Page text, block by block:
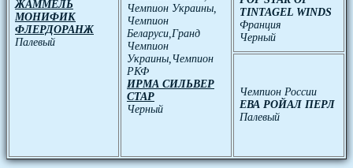
ЖАММЕЛЬ
МОНИФИК
ФЛЕРДОРАНЖ
Палевый
Чемпион Украины,
Чемпион
Беларуси,Гранд
Чемпион
Украины,Чемпион
РКФ
ИРМА СИЛЬВЕР
СТАР
Черный
TINTAGEL WINDS
Франция
Черный
Чемпион России
ЕВА РОЙАЛ ПЕРЛ
Палевый